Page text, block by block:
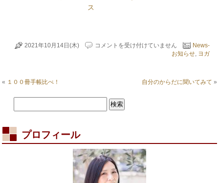
ス
2021年10月14日(木)
あ
な
は
コメントを受け付けていません
News-
お知らせ, ヨガ
« １００冊手帳比べ！ 自分のからだに聞いてみて »
プロフィール